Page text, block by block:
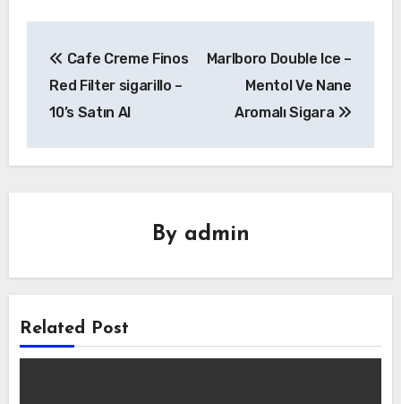
gezinmesi
Cafe Creme Finos
Red Filter sigarillo –
10’s Satın Al
Marlboro Double Ice –
Mentol Ve Nane
Aromalı Sigara
By admin
Related Post